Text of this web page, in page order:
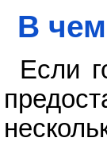
В
Если